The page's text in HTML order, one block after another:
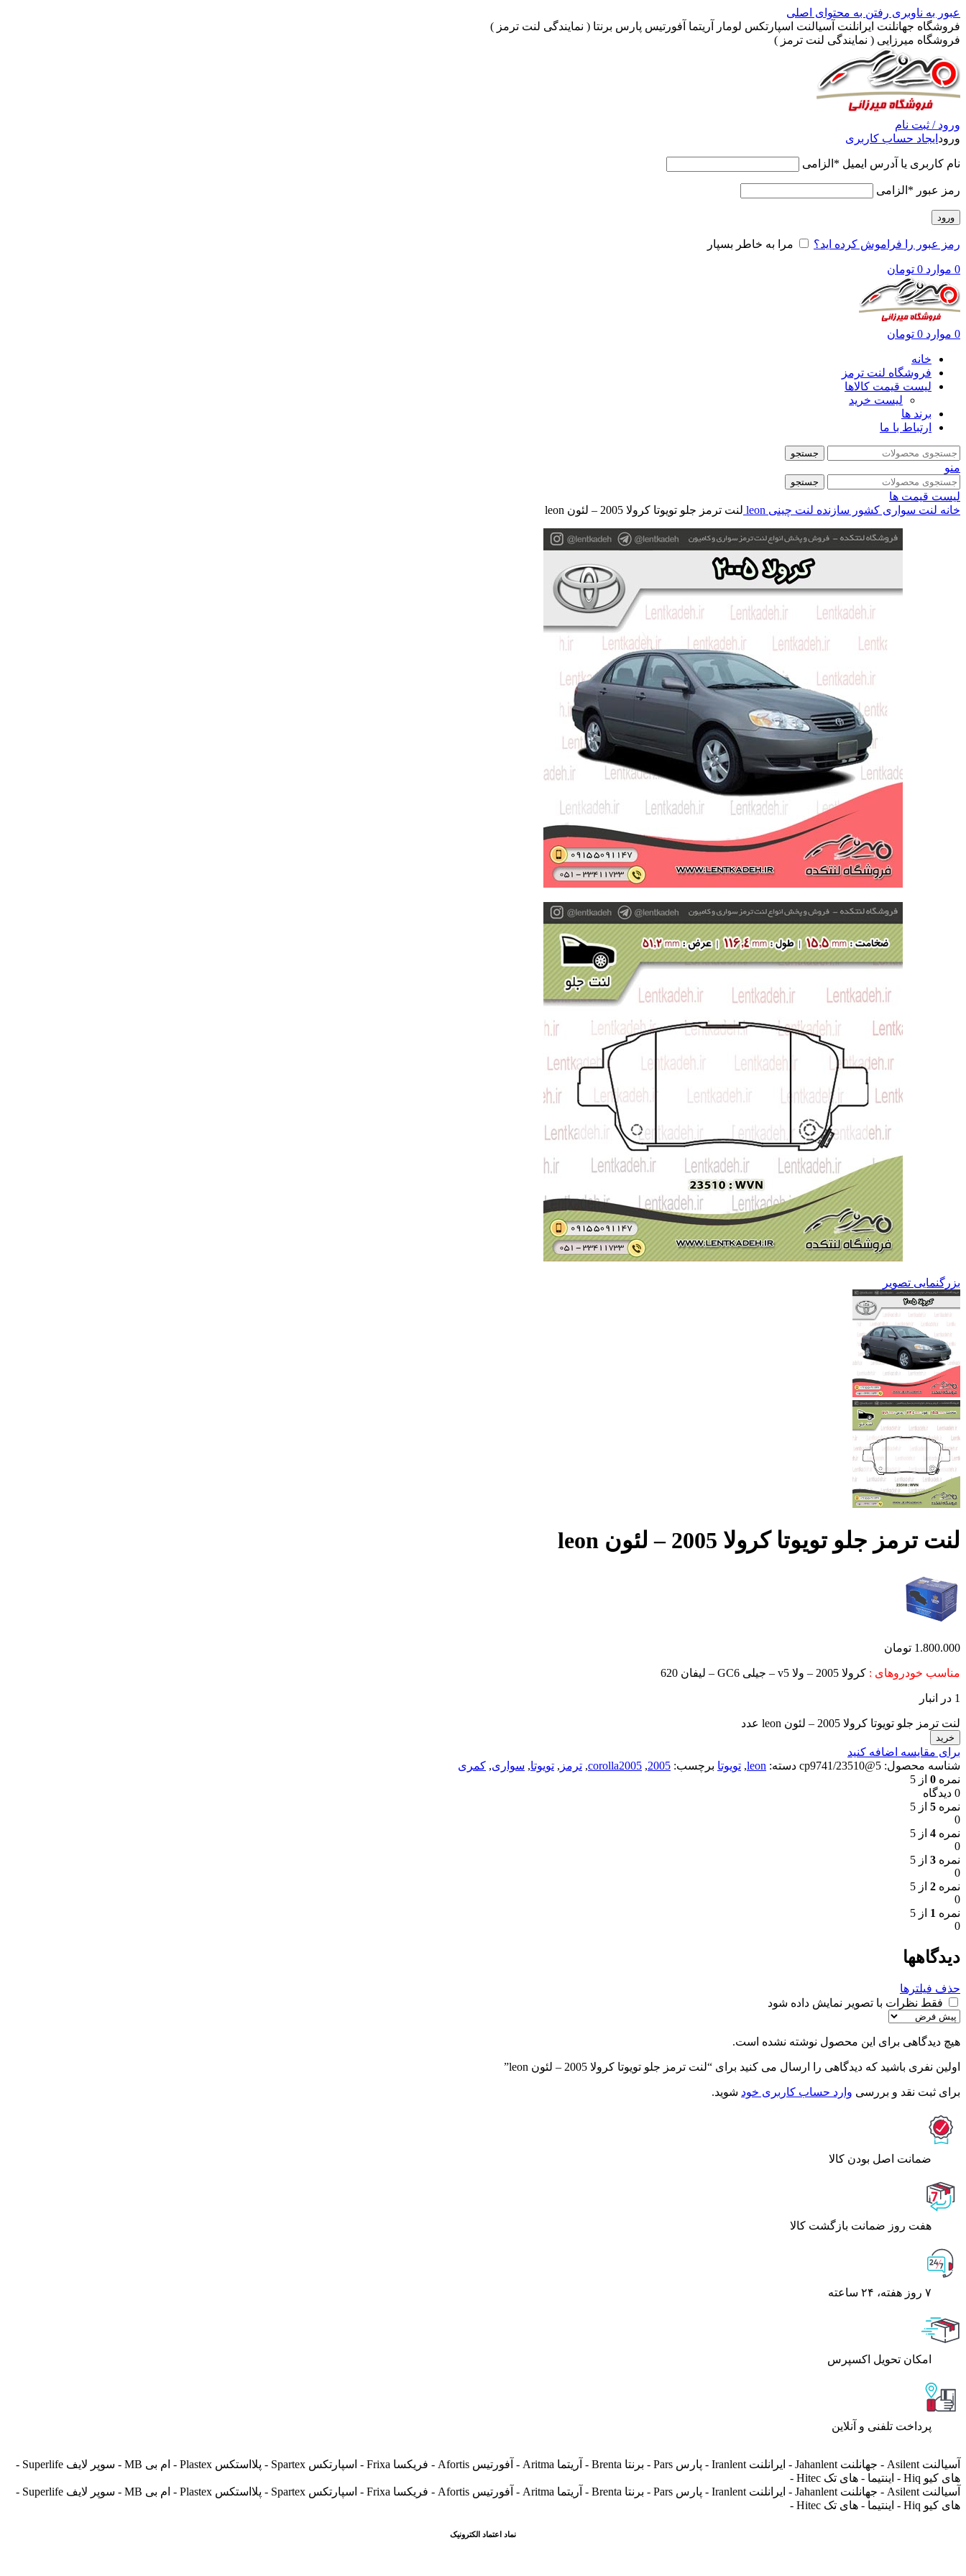
عبور به ناوبری رفتن به محتوای اصلی
فروشگاه جهانلنت ایرانلنت آسیالنت اسپارتکس لومار آریتما آفورتیس پارس برنتا ( نمایندگی لنت ترمز )
فروشگاه میرزایی ( نمایندگی لنت ترمز )
ورود / ثبت نام
ورود ایجاد حساب کاربری
نام کاربری یا آدرس ایمیل * الزامی
رمز عبور * الزامی
ورود
رمز عبور را فراموش کرده اید؟ مرا به خاطر بسپار
0 موارد 0 تومان
0 موارد 0 تومان
خانه
فروشگاه لنت ترمز
لیست قیمت کالاها
لیست خرید
برند ها
ارتباط با ما
جستجو
منو
جستجو
لیست قیمت ها
خانه لنت سواری کشور سازنده لنت چینی leon لنت ترمز جلو تویوتا کرولا 2005 – لئون leon
بزرگنمایی تصویر
لنت ترمز جلو تویوتا کرولا 2005 – لئون leon
1.800.000 تومان
مناسب خودروهای : کرولا 2005 – ولا v5 – جیلی GC6 – لیفان 620
1 در انبار
لنت ترمز جلو تویوتا کرولا 2005 – لئون leon عدد
خرید
برای مقایسه اضافه کنید
شناسه محصول: 5@cp9741/23510 دسته: leon
, تویوتا برچسب: 2005
,
corolla2005
, ترمز , تویوتا, سواری, کمری
نمره 0 از 5
0 دیدگاه
نمره 5 از 5
0
نمره 4 از 5
0
نمره 3 از 5
0
نمره 2 از 5
0
نمره 1 از 5
0
دیدگاهها
حذف فیلترها
فقط نظرات با تصویر نمایش داده شود
هیچ دیدگاهی برای این محصول نوشته نشده است.
اولین نفری باشید که دیدگاهی را ارسال می کنید برای “لنت ترمز جلو تویوتا کرولا 2005 – لئون leon”
برای ثبت نقد و بررسی وارد حساب کاربری خود شوید.
ﺿﻤﺎﻧﺖ اﺻﻞ ﺑﻮدن ﮐﺎﻟﺎ
هفت روز ضمانت بازگشت کالا
۷ روز ﻫﻔﺘﻪ، ۲۴ ﺳﺎﻋﺘﻪ
اﻣﮑﺎن ﺗﺤﻮﯾﻞ اﮐﺴﭙﺮس
پرداخت تلفنی و آنلاین
آسیالنت Asilent - جهانلنت Jahanlent - ایرانلنت Iranlent - پارس Pars - برنتا Brenta - آریتما Aritma - آفورتیس Afortis - فریکسا Frixa - اسپارتکس Spartex - پلااستکس Plastex - ام بی MB - سوپر لایف Superlife -
های کیو Hiq - اینتیما - های تک Hitec -
آسیالنت Asilent - جهانلنت Jahanlent - ایرانلنت Iranlent - پارس Pars - برنتا Brenta - آریتما Aritma - آفورتیس Afortis - فریکسا Frixa - اسپارتکس Spartex - پلااستکس Plastex - ام بی MB - سوپر لایف Superlife -
های کیو Hiq - اینتیما - های تک Hitec -
نماد اعتماد الکترونیک